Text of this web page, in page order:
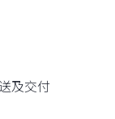
及交付